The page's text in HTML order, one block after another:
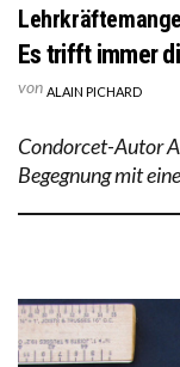
Es trifft immer
von ALAIN PICHARD
Condorcet-Autor
Begegnung mit